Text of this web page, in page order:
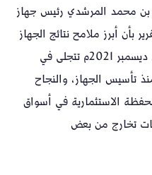
محمد المرشدي رئيس جهاز
بأن أبرز ملامح نتائج الجهاز
خلال الفترة من يونيو 2020م حتى ديسمبر 2021م تتجلى في
عوائد بلغ 10.3% منذ تأسيس الجهاز، والنجاح
المحفظة الاستثمارية في أسواق
تخارج من بعض